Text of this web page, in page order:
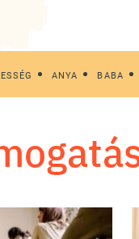
ANYA BABA